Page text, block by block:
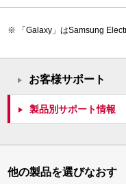
「Galaxy」はSamsung
お客様サポート
製品別サポート情報
他の製品を選びなおす